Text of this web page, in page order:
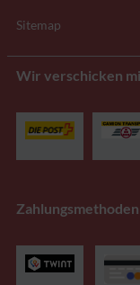
Sitemap
Wir verschicken
Zahlungsmethoden